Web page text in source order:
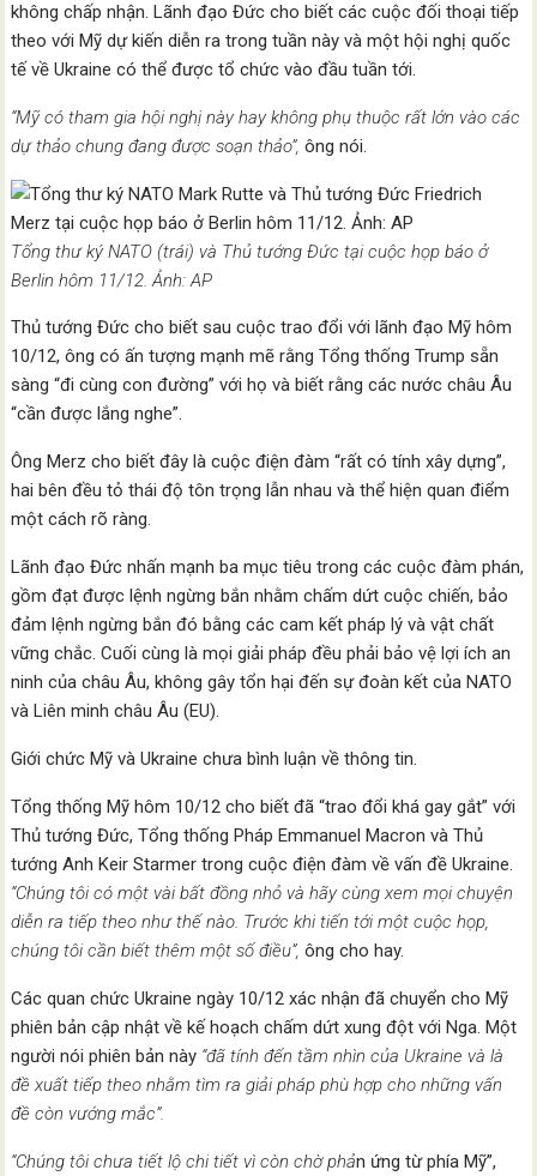
không chấp nhận. Lãnh đạo Đức cho biết các cuộc đối thoại tiếp
theo với Mỹ dự kiến diễn ra trong tuần này và một hội nghị quốc
tế về Ukraine có thể được tổ chức vào đầu tuần tới.
“Mỹ có tham gia hội nghị này hay không phụ thuộc rất lớn vào các
dự thảo chung đang được soạn thảo”, ông nói.
Tổng thư ký NATO (trái) và Thủ tướng Đức tại cuộc họp báo ở
Berlin hôm 11/12. Ảnh: AP
Thủ tướng Đức cho biết sau cuộc trao đổi với lãnh đạo Mỹ hôm
10/12, ông có ấn tượng mạnh mẽ rằng Tổng thống Trump sẵn
sàng “đi cùng con đường” với họ và biết rằng các nước châu Âu
“cần được lắng nghe”.
Ông Merz cho biết đây là cuộc điện đàm “rất có tính xây dựng”,
hai bên đều tỏ thái độ tôn trọng lẫn nhau và thể hiện quan điểm
một cách rõ ràng.
Lãnh đạo Đức nhấn mạnh ba mục tiêu trong các cuộc đàm phán,
gồm đạt được lệnh ngừng bắn nhằm chấm dứt cuộc chiến, bảo
đảm lệnh ngừng bắn đó bằng các cam kết pháp lý và vật chất
vững chắc. Cuối cùng là mọi giải pháp đều phải bảo vệ lợi ích an
ninh của châu Âu, không gây tổn hại đến sự đoàn kết của NATO
và Liên minh châu Âu (EU).
Giới chức Mỹ và Ukraine chưa bình luận về thông tin.
Tổng thống Mỹ hôm 10/12 cho biết đã “trao đổi khá gay gắt” với
Thủ tướng Đức, Tổng thống Pháp Emmanuel Macron và Thủ
tướng Anh Keir Starmer trong cuộc điện đàm về vấn đề Ukraine.
“Chúng tôi có một vài bất đồng nhỏ và hãy cùng xem mọi chuyện
diễn ra tiếp theo như thế nào. Trước khi tiến tới một cuộc họp,
chúng tôi cần biết thêm một số điều”,ông cho hay.
Các quan chức Ukraine ngày 10/12 xác nhận đã chuyển cho Mỹ
phiên bản cập nhật về kế hoạch chấm dứt xung đột với Nga. Một
người nói phiên bản này “đã tính đến tầm nhìn của Ukraine và là
đề xuất tiếp theo nhằm tìm ra giải pháp phù hợp cho những vấn
đề còn vướng mắc”.
“Chúng tôi chưa tiết lộ chi tiết vì còn chờ phản ứng từ phía Mỹ”,